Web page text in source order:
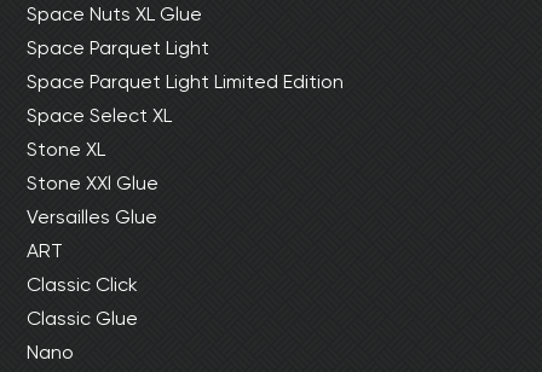
Space Nuts XL Glue
Space Parquet Light
Space Parquet Light Limited Edition
Space Select XL
Stone XL
Stone XXl Glue
Versailles Glue
ART
Classic Click
Classic Glue
Nano